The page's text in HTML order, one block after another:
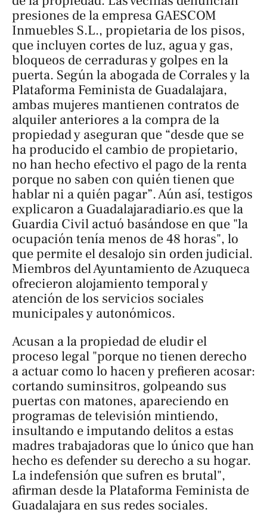
presiones de la empresa GAESCOM
Inmuebles S.L., propietaria de los pisos,
que incluyen cortes de luz, agua y gas,
bloqueos de cerraduras y golpes en la
puerta. Según la abogada de Corrales y la
Plataforma Feminista de Guadalajara,
ambas mujeres mantienen contratos de
alquiler anteriores a la compra de la
propiedad y aseguran que “desde que se
ha producido el cambio de propietario,
no han hecho efectivo el pago de la renta
porque no saben con quién tienen que
hablar ni a quién pagar”. Aún así, testigos
explicaron a Guadalajaradiario.es que la
Guardia Civil actuó basándose en que "la
ocupación tenía menos de 48 horas", lo
que permite el desalojo sin orden judicial.
Miembros del Ayuntamiento de Azuqueca
ofrecieron alojamiento temporal y
atención de los servicios sociales
municipales y autonómicos.
Acusan a la propiedad de eludir el
proceso legal "porque no tienen derecho
a actuar como lo hacen y prefieren acosar:
cortando suminsitros, golpeando sus
puertas con matones, apareciendo en
programas de televisión mintiendo,
insultando e imputando delitos a estas
madres trabajadoras que lo único que han
hecho es defender su derecho a su hogar.
La indefensión que sufren es brutal",
afirman desde la Plataforma Feminista de
Guadalajara en sus redes sociales.